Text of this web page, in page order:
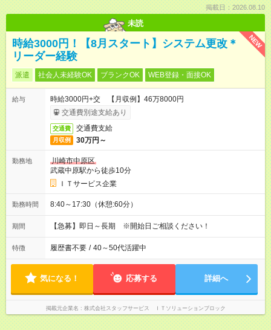
掲載日：2026.08.10
未読
NEW
時給3000円！【8月スタート】システム更改＊
リーダー経験
派遣 社会人未経験OK ブランクOK WEB登録・面接OK
給与
時給3000円+交 【月収例】46万8000円
交通費別途支給あり
交通費 交通費支給
月収例 30万円～
勤務地
川崎市中原区
武蔵中原駅から徒歩10分
ＩＴサービス企業
勤務時間 8:40～17:30（休憩:60分）
期間 【急募】即日～長期 ※開始日ご相談ください！
特徴 履歴書不要 / 40～50代活躍中
気になる！ 応募する 詳細へ
掲載元企業名 株式会社スタッフサービス ＩＴソリューションブロック